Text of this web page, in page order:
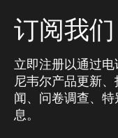
订阅我们
立即注册以通过
尼韦尔产品更新
闻、问卷调查、
息。